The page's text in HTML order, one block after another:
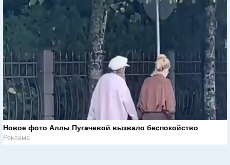
Новое фото Аллы Пугачевой вызвало беспокойство
Реклама